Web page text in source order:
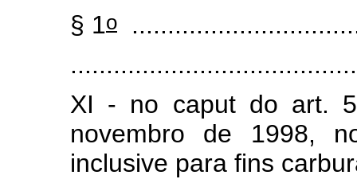
§ 1o
XI - no caput do art. 5
novembro de 1998,
inclusive para fins